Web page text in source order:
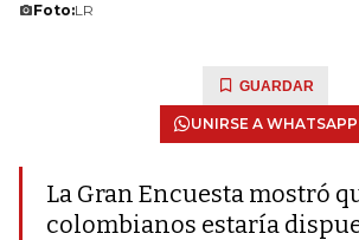
Foto:LR
GUARDAR
UNIRSE A WHATSAPP
La Gran Encuesta mostró
colombianos estaría